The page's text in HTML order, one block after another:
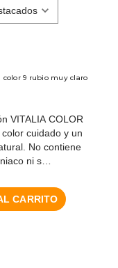
9 rubio muy claro
VITALIA COLOR
cuidado y un
No contiene
ni s…
CARRITO